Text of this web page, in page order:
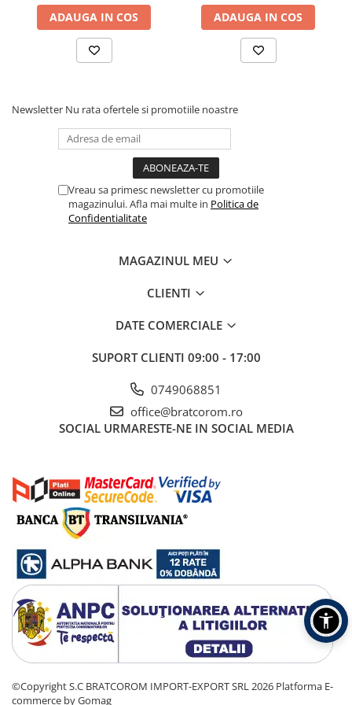
Mufe si conectori irigare
Panouri si elemente gard
Pavaje si borduri
Sere si solarii
Termometre Meteo
Umbrele si pavilioane gradina
Balsam de rufe profesional
Pachet curățenie
Sapun de maini profesional
Sisteme de dozaj profesionale
Solutii curatenie super
Solutii de curatenie profesionale
Pentru sticla si suprafete fine
Pentru toaleta si wc
Pentru toate suprafetele
Solutii pentru suprafetele din lemn
Solutii specializate
Solutii profesionale pentru
bucatarie
Solutii professionale pentru
spalatorii auto
✔ Durabilitate ridicată în utilizare
ADAUGA IN COS ADAUGA IN COS
Newsletter Nu rata ofertele si promotiile noastre
Vreau sa primesc newsletter cu promotiile
magazinului. Afla mai multe in Politica de
Confidentialitate
MAGAZINUL MEU
CLIENTI
DATE COMERCIALE
SUPORT CLIENTI 09:00 - 17:00
0749068851
office@bratcorom.ro
SOCIAL URMARESTE-NE IN SOCIAL MEDIA
©Copyright S.C BRATCOROM IMPORT-EXPORT SRL 2026 Platforma E-
commerce by Gomag